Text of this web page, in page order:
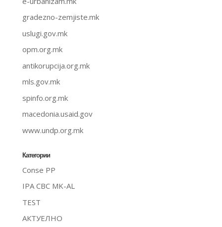
gradezno-zemjiste.mk
uslugi.gov.mk
opm.org.mk
antikorupcija.org.mk
mls.gov.mk
spinfo.org.mk
macedonia.usaid.gov
www.undp.org.mk
Категории
Conse PP
IPA CBC MK-AL
TEST
АКТУЕЛНО